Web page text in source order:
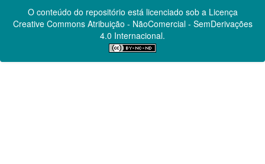
O conteúdo do repositório está licenciado sob a Licença
Creative CommonsAtribuição - NãoComercial - SemDerivações
4.0 Internacional.